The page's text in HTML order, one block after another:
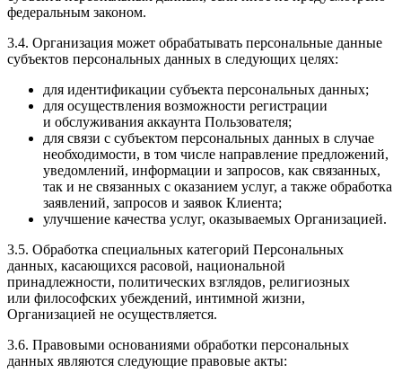
федеральным законом.
3.4. Организация может обрабатывать персональные данные
субъектов персональных данных в следующих целях:
для идентификации субъекта персональных данных;
для осуществления возможности регистрации
и обслуживания аккаунта Пользователя;
для связи с субъектом персональных данных в случае
необходимости, в том числе направление предложений,
уведомлений, информации и запросов, как связанных,
так и не связанных с оказанием услуг, а также обработка
заявлений, запросов и заявок Клиента;
улучшение качества услуг, оказываемых Организацией.
3.5. Обработка специальных категорий Персональных
данных, касающихся расовой, национальной
принадлежности, политических взглядов, религиозных
или философских убеждений, интимной жизни,
Организацией не осуществляется.
3.6. Правовыми основаниями обработки персональных
данных являются следующие правовые акты: